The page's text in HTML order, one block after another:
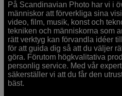
På Scandinavian Photo har vi i
människor att förverkliga sina
video, film, musik, konst och
tekniken och människorna som
rätt verktyg kan förvandla idéer
för att guida dig så att du väljer
göra. Förutom högkvalitativa
personlig service. Med vår
säkerställer vi att du får den
bäst.